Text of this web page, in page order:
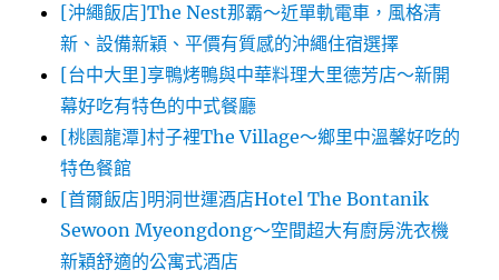
[沖繩飯店]The Nest那霸～近單軌電車，風格清
新、設備新穎、平價有質感的沖繩住宿選擇
[台中大里]享鴨烤鴨與中華料理大里德芳店～新開
幕好吃有特色的中式餐廳
[桃園龍潭]村子裡The Village～鄉里中溫馨好吃的
特色餐館
[首爾飯店]明洞世運酒店Hotel The Bontanik
Sewoon Myeongdong～空間超大有廚房洗衣機
新穎舒適的公寓式酒店